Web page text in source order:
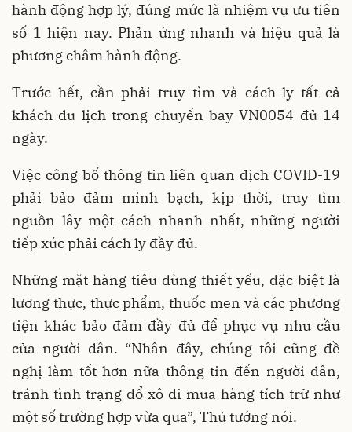
hành động hợp lý, đúng mức là nhiệm vụ ưu tiên
số 1 hiện nay. Phản ứng nhanh và hiệu quả là
phương châm hành động.
Trước hết, cần phải truy tìm và cách ly tất cả
khách du lịch trong chuyến bay VN0054 đủ 14
ngày.
Việc công bố thông tin liên quan dịch COVID-19
phải bảo đảm minh bạch, kịp thời, truy tìm
nguồn lây một cách nhanh nhất, những người
tiếp xúc phải cách ly đầy đủ.
Những mặt hàng tiêu dùng thiết yếu, đặc biệt là
lương thực, thực phẩm, thuốc men và các phương
tiện khác bảo đảm đầy đủ để phục vụ nhu cầu
của người dân. “Nhân đây, chúng tôi cũng đề
nghị làm tốt hơn nữa thông tin đến người dân,
tránh tình trạng đổ xô đi mua hàng tích trữ như
một số trường hợp vừa qua”, Thủ tướng nói.